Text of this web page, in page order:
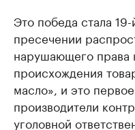
Это победа стала
пресечении
нарушающего права
происхождения
масло», и это
производители
уголовной